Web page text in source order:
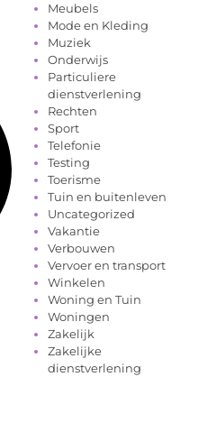
Meubels
Mode en Kleding
Muziek
Onderwijs
Particuliere
dienstverlening
Rechten
Sport
Telefonie
Testing
Toerisme
Tuin en buitenleven
Uncategorized
Vakantie
Verbouwen
Vervoer en transport
Winkelen
Woning en Tuin
Woningen
Zakelijk
Zakelijke
dienstverlening